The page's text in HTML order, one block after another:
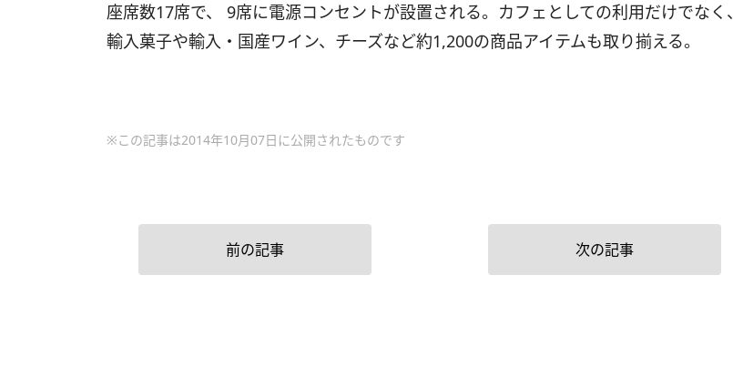
座席数17席で、 9席に電源コンセントが設置される。カフェとしての利用だけでなく、
輸入菓子や輸入・国産ワイン、チーズなど約1,200の商品アイテムも取り揃える。
※この記事は2014年10月07日に公開されたものです
前の記事 次の記事